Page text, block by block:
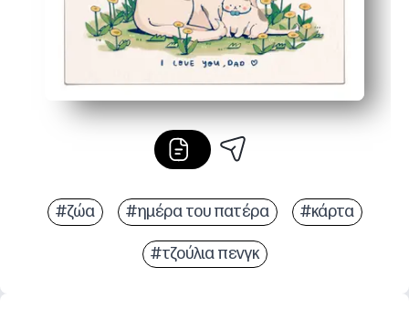
#ζώα #ημέρα του πατέρα #κάρτα
#τζούλια πενγκ